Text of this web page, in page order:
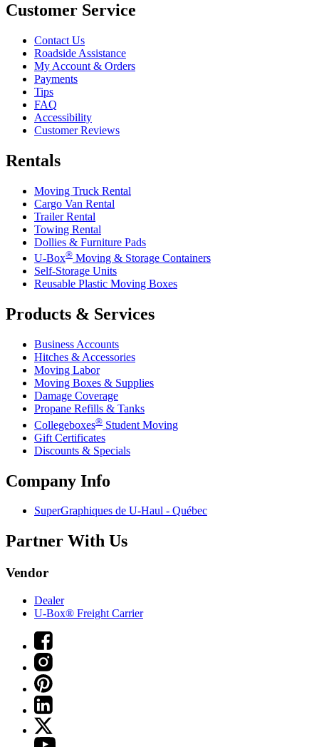
Customer Service
Contact Us
Roadside Assistance
My Account & Orders
Payments
Tips
FAQ
Accessibility
Customer Reviews
Rentals
Moving Truck Rental
Cargo Van Rental
Trailer Rental
Towing Rental
Dollies & Furniture Pads
U-Box® Moving & Storage Containers
Self-Storage Units
Reusable Plastic Moving Boxes
Products & Services
Business Accounts
Hitches & Accessories
Moving Labor
Moving Boxes & Supplies
Damage Coverage
Propane Refills & Tanks
Collegeboxes® Student Moving
Gift Certificates
Discounts & Specials
Company Info
SuperGraphiques de U-Haul - Québec
Partner With Us
Vendor
Dealer
U-Box® Freight Carrier